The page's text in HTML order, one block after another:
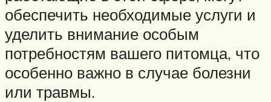
обеспечить необходимые услуги и
уделить внимание особым
потребностям вашего питомца, что
особенно важно в случае болезни
или травмы.